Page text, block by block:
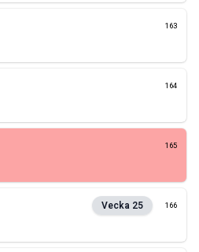
163
164
165
Vecka 25 166